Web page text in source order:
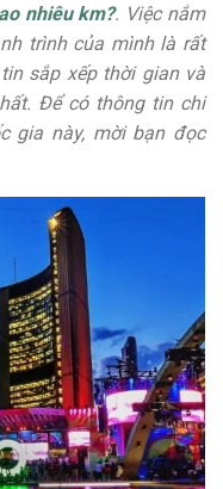
nhiêu km?. Việc nắm
trình của mình là rất
sắp xếp thời gian và
Để có thông tin chi
gia này, mời bạn đọc